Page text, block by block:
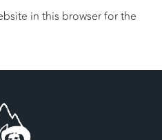
in this browser for the